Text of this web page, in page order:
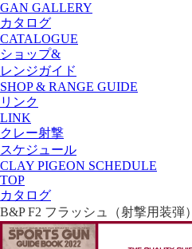
GAN GALLERY
カタログ
CATALOGUE
ショップ&
レンジガイド
SHOP & RANGE GUIDE
リンク
LINK
クレー射撃
スケジュール
CLAY PIGEON SCHEDULE
TOP
カタログ
B&P F2 フラッシュ（射撃用装弾）